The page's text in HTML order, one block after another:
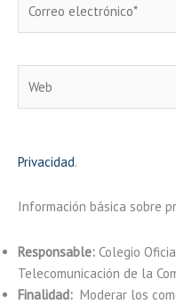
electrónico*
Privacidad.
Información básica sobre
Responsable: Colegio
Telecomunicación de la
Finalidad: Moderar los